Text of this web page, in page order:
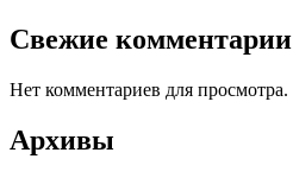
Свежие комментарии
Нет комментариев для просмотра.
Архивы